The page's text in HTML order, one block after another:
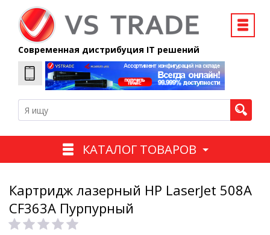
Современная дистрибуция IT решений
КАТАЛОГ ТОВАРОВ
Картридж лазерный HP LaserJet 508A
CF363A Пурпурный